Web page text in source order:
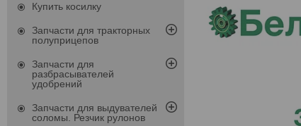
Купить косилку
Запчасти для тракторных
полуприцепов
Запчасти для
разбрасывателей
удобрений
Запчасти для выдувателей
соломы. Резчик рулонов